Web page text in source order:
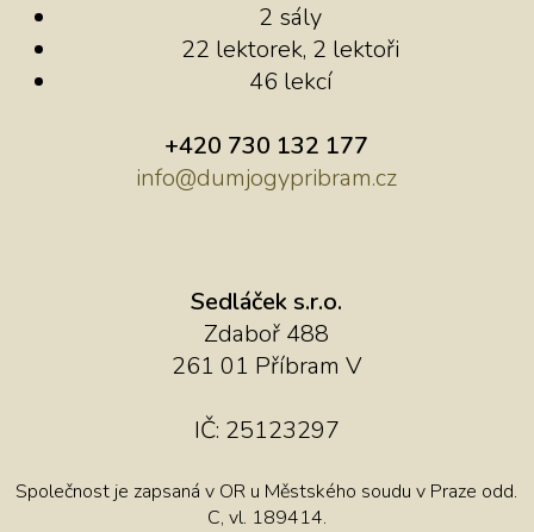
2 sály
22 lektorek, 2 lektoři
46 lekcí
+420 730 132 177
info@dumjogypribram.cz
Sedláček s.r.o.
Zdaboř 488
261 01 Příbram V
IČ: 25123297
Společnost je zapsaná v OR u Městského soudu v Praze odd.
C, vl. 189414.